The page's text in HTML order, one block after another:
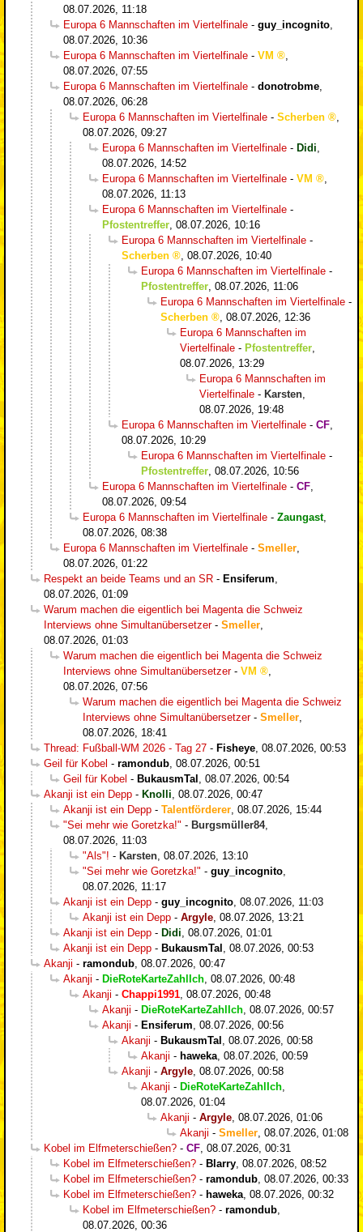
08.07.2026, 11:18
Europa 6 Mannschaften im Viertelfinale - guy_incognito
08.07.2026, 10:36
Europa 6 Mannschaften im Viertelfinale - VM
08.07.2026, 07:55
Europa 6 Mannschaften im Viertelfinale - donotrobme
08.07.2026, 06:28
Europa 6 Mannschaften im Viertelfinale - Scherben
08.07.2026, 09:27
Europa 6 Mannschaften im Viertelfinale - Didi
08.07.2026, 14:52
Europa 6 Mannschaften im Viertelfinale - VM
08.07.2026, 11:13
Europa 6 Mannschaften im Viertelfinale -
Pfostentreffer 08.07.2026, 10:16
Europa 6 Mannschaften im Viertelfinale -
Scherben
08.07.2026, 10:40
Europa 6 Mannschaften im Viertelfinale -
Pfostentreffer 08.07.2026, 11:06
Europa 6 Mannschaften im Viertelfinale -
Scherben
08.07.2026, 12:36
Europa 6 Mannschaften im
Viertelfinale - Pfostentreffer
08.07.2026, 13:29
Europa 6 Mannschaften im
Viertelfinale - Karsten
08.07.2026, 19:48
Europa 6 Mannschaften im Viertelfinale - CF
08.07.2026, 10:29
Europa 6 Mannschaften im Viertelfinale -
Pfostentreffer 08.07.2026, 10:56
Europa 6 Mannschaften im Viertelfinale - CF
08.07.2026, 09:54
Europa 6 Mannschaften im Viertelfinale - Zaungast,
08.07.2026, 08:38
Europa 6 Mannschaften im Viertelfinale - Smeller
08.07.2026, 01:22
Respekt an beide Teams und an SR - Ensiferum
08.07.2026, 01:09
Warum machen die eigentlich bei Magenta die Schweiz
Interviews ohne Simultanübersetzer- Smeller
08.07.2026, 01:03
Warum machen die eigentlich bei Magenta die Schweiz
Interviews ohne Simultanübersetzer- VM
08.07.2026, 07:56
Warum machen die eigentlich bei Magenta die Schweiz
Interviews ohne Simultanübersetzer- Smeller
08.07.2026, 18:41
Thread: Fußball-WM 2026 - Tag 27 - Fisheye 08.07.2026, 00:53
Geil für Kobel - ramondub 08.07.2026, 00:51
Geil für Kobel - BukausmTal
08.07.2026, 00:54
Akanji ist ein Depp - Knolli 08.07.2026, 00:47
Akanji ist ein Depp - Talentförderer 08.07.2026, 15:44
"Sei mehr wie Goretzka!" - Burgsmüller84,
08.07.2026, 11:03
"Als"! - Karsten 08.07.2026, 13:10
"Sei mehr wie Goretzka!" - guy_incognito
08.07.2026, 11:17
Akanji ist ein Depp - guy_incognito 08.07.2026, 11:03
Akanji ist ein Depp - Argyle 08.07.2026, 13:21
Akanji ist ein Depp - Didi 08.07.2026, 01:01
Akanji ist ein Depp - BukausmTal
08.07.2026, 00:53
Akanji - ramondub 08.07.2026, 00:47
Akanji - DieRoteKarteZahlIch 08.07.2026, 00:48
Akanji - Chappi1991 08.07.2026, 00:48
Akanji - DieRoteKarteZahlIch 08.07.2026, 00:57
Akanji - Ensiferum 08.07.2026, 00:56
Akanji - BukausmTal
08.07.2026, 00:58
Akanji - haweka 08.07.2026, 00:59
Akanji - Argyle 08.07.2026, 00:58
Akanji - DieRoteKarteZahlIch
08.07.2026, 01:04
Akanji - Argyle 08.07.2026, 01:06
Akanji - Smeller 08.07.2026, 01:08
Kobel im Elfmeterschießen? - CF 08.07.2026, 00:31
Kobel im Elfmeterschießen? - Blarry 08.07.2026, 08:52
Kobel im Elfmeterschießen? - ramondub 08.07.2026, 00:33
Kobel im Elfmeterschießen? - haweka 08.07.2026, 00:32
Kobel im Elfmeterschießen? - ramondub
08.07.2026, 00:36